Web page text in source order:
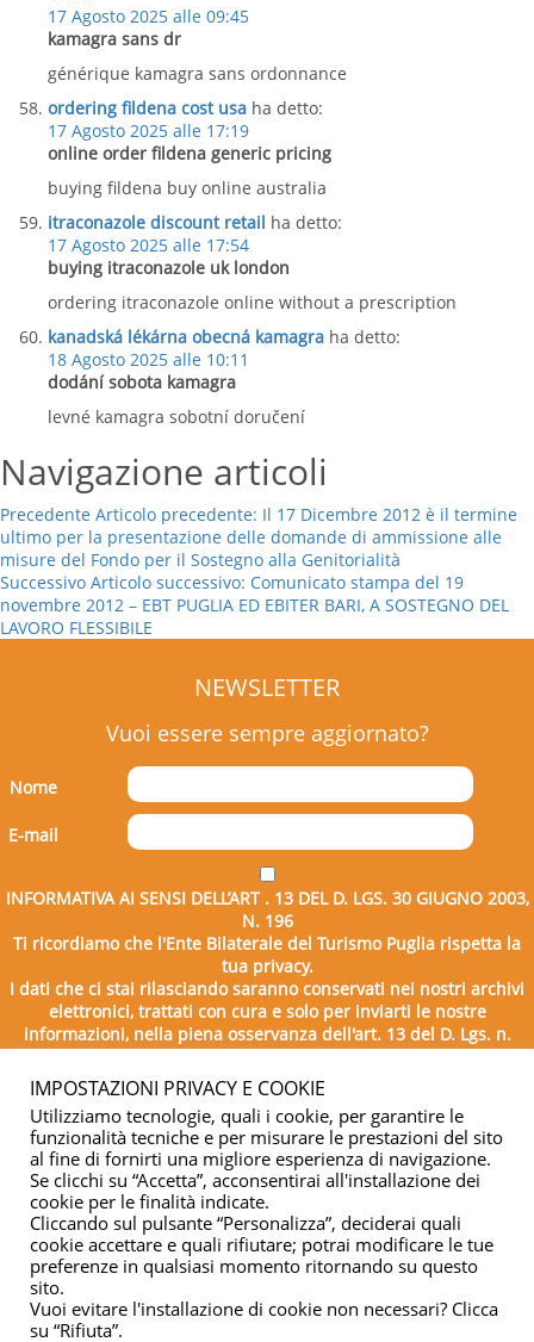
17 Agosto 2025 alle 09:45
kamagra sans dr
générique kamagra sans ordonnance
ordering fildena cost usa ha detto:
17 Agosto 2025 alle 17:19
online order fildena generic pricing
buying fildena buy online australia
itraconazole discount retail ha detto:
17 Agosto 2025 alle 17:54
buying itraconazole uk london
ordering itraconazole online without a prescription
kanadská lékárna obecná kamagra ha detto:
18 Agosto 2025 alle 10:11
dodání sobota kamagra
levné kamagra sobotní doručení
Navigazione articoli
Precedente Articolo precedente: Il 17 Dicembre 2012 è il termine
ultimo per la presentazione delle domande di ammissione alle
misure del Fondo per il Sostegno alla Genitorialità
Successivo Articolo successivo: Comunicato stampa del 19
novembre 2012 – EBT PUGLIA ED EBITER BARI, A SOSTEGNO DEL
LAVORO FLESSIBILE
NEWSLETTER
Vuoi essere sempre aggiornato?
Nome
E-mail
INFORMATIVA AI SENSI DELL’ART . 13 DEL D. LGS. 30 GIUGNO 2003,
N. 196
Ti ricordiamo che l'Ente Bilaterale del Turismo Puglia rispetta la
tua privacy.
I dati che ci stai rilasciando saranno conservati nei nostri archivi
elettronici, trattati con cura e solo per inviarti le nostre
informazioni, nella piena osservanza dell'art. 13 del D. Lgs. n.
196/2003.
Copyright © 2026 - Ente Bilaterale del Turismo Puglia - C.F.
IMPOSTAZIONI PRIVACY E COOKIE
Utilizziamo tecnologie, quali i cookie, per garantire le
funzionalità tecniche e per misurare le prestazioni del sito
al fine di fornirti una migliore esperienza di navigazione.
Se clicchi su “Accetta”, acconsentirai all'installazione dei
cookie per le finalità indicate.
Cliccando sul pulsante “Personalizza”, deciderai quali
cookie accettare e quali rifiutare; potrai modificare le tue
preferenze in qualsiasi momento ritornando su questo
sito.
Vuoi evitare l'installazione di cookie non necessari? Clicca
su “Rifiuta”.